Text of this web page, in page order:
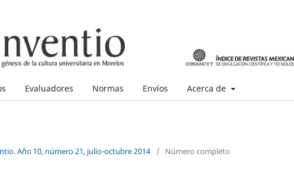
Evaluadores Normas Envíos Acerca de
Año 10, número 21, julio-octubre 2014 / Número completo